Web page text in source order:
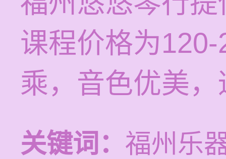
课程价格为
乘，音色优美
关键词： 福州乐